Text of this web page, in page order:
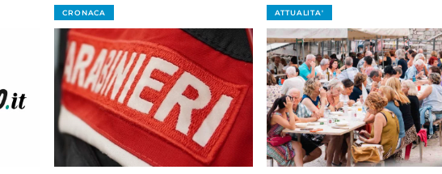
CRONACA ATTUALITA'